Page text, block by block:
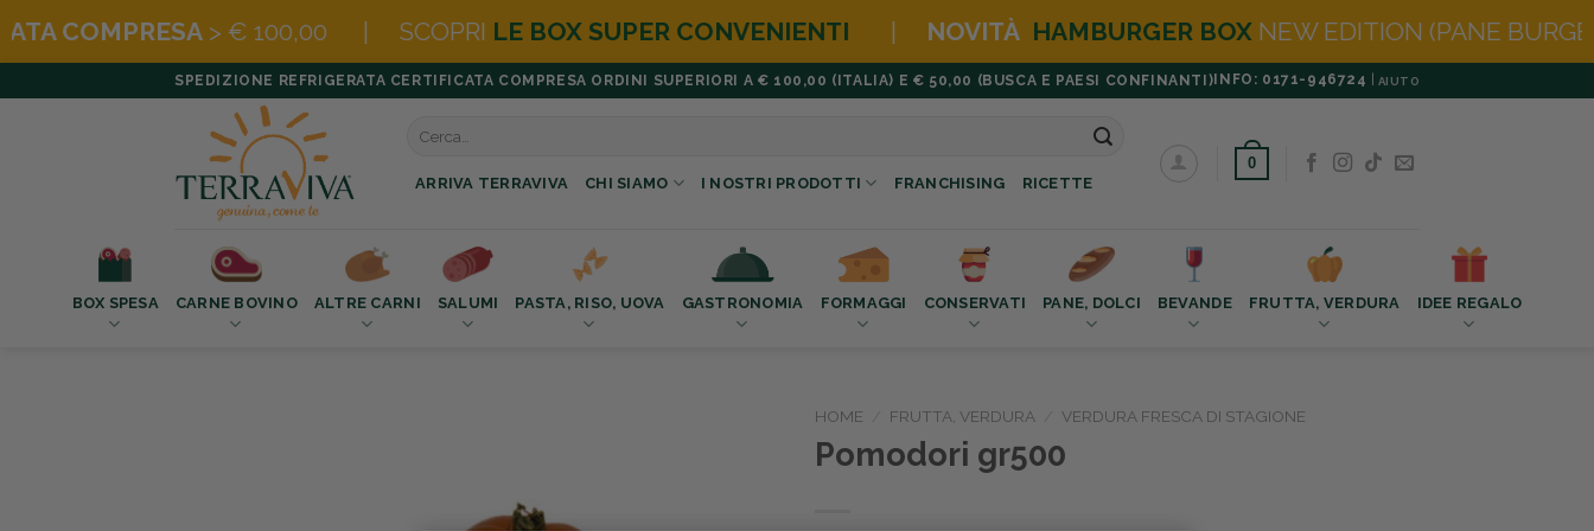
> € 100,00 | SCOPRILE BOX SUPER CONVENIENTI |NOVITÀ HAMBURGER BOXNEW EDITION (PANE BURGER IN OMAGGIO)
ai
SPEDIZIONE REFRIGERATA CERTIFICATA COMPRESA ORDINI SUPERIORI A € 100,00 (ITALIA) E € 50,00 (BUSCA E PAESI CONFINANTI)INFO: 0171-946724 | AIUTO
ARRIVA TERRAVIVA CHI SIAMO I NOSTRI PRODOTTI FRANCHISING RICETTE
0
BOX SPESA CARNE BOVINO ALTRE CARNI SALUMI PASTA, RISO, UOVA GASTRONOMIA FORMAGGI CONSERVATI PANE, DOLCI BEVANDE FRUTTA, VERDURA IDEE REGALO
HOME FRUTTA, VERDURA VERDURA FRESCA DI STAGIONE
Pomodori gr500